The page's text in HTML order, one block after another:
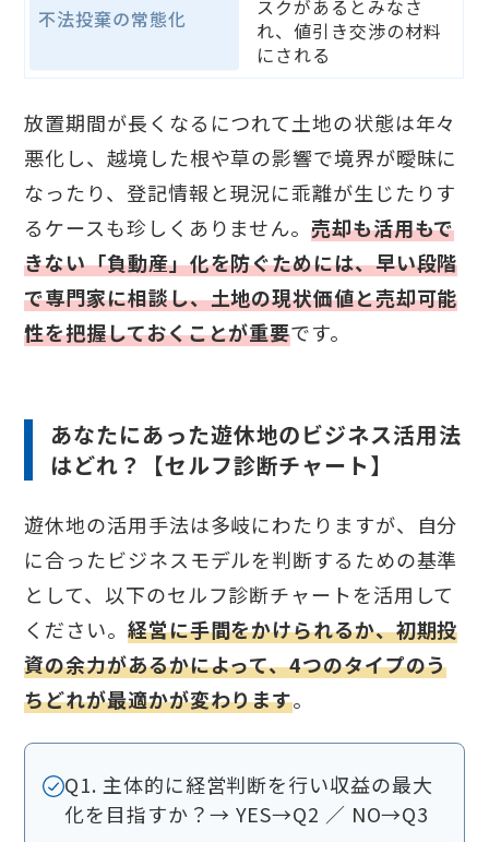
不法投棄の常態化
スクがあるとみなさ
れ、値引き交渉の材料
にされる
放置期間が長くなるにつれて土地の状態は年々
悪化し、越境した根や草の影響で境界が曖昧に
なったり、登記情報と現況に乖離が生じたりす
るケースも珍しくありません。売却も活用もで
きない「負動産」化を防ぐためには、早い段階
で専門家に相談し、土地の現状価値と売却可能
性を把握しておくことが重要です。
あなたにあった遊休地のビジネス活用法
はどれ？【セルフ診断チャート】
遊休地の活用手法は多岐にわたりますが、自分
に合ったビジネスモデルを判断するための基準
として、以下のセルフ診断チャートを活用して
ください。 経営に手間をかけられるか、初期投
資の余力があるかによって、4つのタイプのう
ちどれが最適かが変わります。
Q1. 主体的に経営判断を行い収益の最大
化を目指すか？→ YES→Q2 ／ NO→Q3